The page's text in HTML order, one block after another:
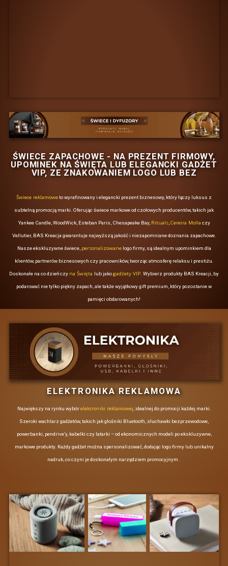
Oto kilka z nich:
Upominki dla pracowników na
Elementwelcome packa
dla nowych uczestników
Nagrody w wewnętrznych
konkursach i grach
zespołowych.
Akcesoria do wykorzystania
podczas szkoleń i
warsztatów w terenie.
Warto zauważyć, że gadżety
lojalnościowych, co dodatkowo
wzmacnia relacje z pracownikami
oraz klientami. Na przykład, dla
agencji ubezpieczeniowych, które
organizują wyjazdy integracyjne,
gadżety mogą być doskonałym
narzędziem do budowania
lojalności klientów.
GADŻETY DLA
Wybór odpowiednich gadżetów
reklamowych powinien być
dostosowany do specyfiki branży, w
której działa dana firma. Oto kilka
przykładów:
Dla branży IT:nowoczesne